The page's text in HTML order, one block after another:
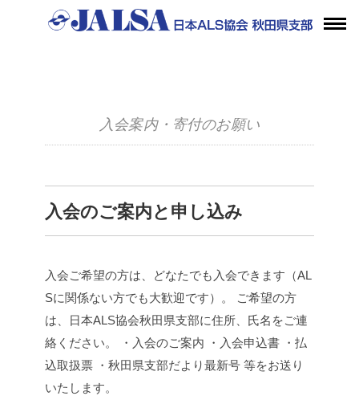
入会案内・寄付のお願い
入会のご案内と申し込み
入会ご希望の方は、どなたでも入会できます（AL
Sに関係ない方でも大歓迎です）。
ご希望の方
は、日本ALS協会秋田県支部に住所、氏名をご連
絡ください。
・入会のご案内 ・入会申込書 ・払
込取扱票 ・秋田県支部だより最新号 等をお送り
いたします。